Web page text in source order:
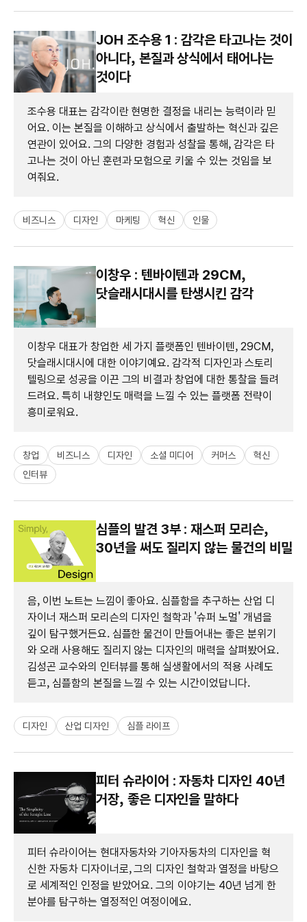
JOH 조수용 1 : 감각은 타고나는 것이
아니다, 본질과 상식에서 태어나는
것이다
조수용 대표는 감각이란 현명한 결정을 내리는 능력이라 믿
어요. 이는 본질을 이해하고 상식에서 출발하는 혁신과 깊은
연관이 있어요. 그의 다양한 경험과 성찰을 통해, 감각은 타
고나는 것이 아닌 훈련과 모험으로 키울 수 있는 것임을 보
여줘요.
비즈니스 디자인 마케팅 혁신 인물
이창우 : 텐바이텐과 29CM,
닷슬래시대시를 탄생시킨 감각
이창우 대표가 창업한 세 가지 플랫폼인 텐바이텐, 29CM,
닷슬래시대시에 대한 이야기예요. 감각적 디자인과 스토리
텔링으로 성공을 이끈 그의 비결과 창업에 대한 통찰을 들려
드려요. 특히 내향인도 매력을 느낄 수 있는 플랫폼 전략이
흥미로워요.
창업 비즈니스 디자인 소셜 미디어 커머스
혁신
인터뷰
심플의 발견 3부 : 재스퍼 모리슨,
30년을 써도 질리지 않는 물건의 비밀
음, 이번 노트는 느낌이 좋아요. 심플함을 추구하는 산업 디
자이너 재스퍼 모리슨의 디자인 철학과 '슈퍼 노멀' 개념을
깊이 탐구했거든요. 심플한 물건이 만들어내는 좋은 분위기
와 오래 사용해도 질리지 않는 디자인의 매력을 살펴봤어요.
김성곤 교수와의 인터뷰를 통해 실생활에서의 적용 사례도
듣고, 심플함의 본질을 느낄 수 있는 시간이었답니다.
디자인 산업 디자인 심플 라이프
피터 슈라이어 : 자동차 디자인 40년
거장, 좋은 디자인을 말하다
피터 슈라이어는 현대자동차와 기아자동차의 디자인을 혁
신한 자동차 디자이너로, 그의 디자인 철학과 열정을 바탕으
로 세계적인 인정을 받았어요. 그의 이야기는 40년 넘게 한
분야를 탐구하는 열정적인 여정이에요.